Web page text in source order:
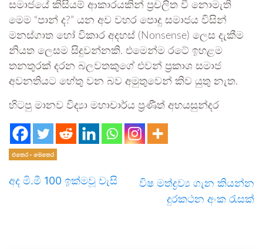
සමාජයේ කිසියම් ආකාරයකින් ප්‍රචලිත වී නොමැති
මෙම “පාන් ද?” යන අව වහර පොදු සමාජය විසින්
මනස්ගාත හෝ විකාර අදහස් (Nonsense) ලෙස දැකීම
නියත ලෙසම සිදුවන්නකි. එමෙන්ම රටේ ඉහළම
තනතුරක් දරන බලවතකුගේ එවන් ප්‍රකාශ සමාජ
අවනතියට හේතු වන බව අමුතුවෙන් කිව යුතු නැත.
හිටපු මානව විද්‍යා මහාචාර්ය ප්‍රණීත් අභයසුන්දර
එතෙර - මෙතෙර
අද මි.මී 100 ඉක්මවූ වැසි
විෂ මත්ද්‍රව්‍ය ගැන කියන්න
දුරකථන අංක රැසක්